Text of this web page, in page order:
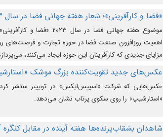
«فضا و کارآفرینی»؛ شعار هفته جهانی فضا در سال ۲۰۲۳
موضوع هفته جهانی فضا در
اهمیت روزافزون صنعت فضا در حوزه تجارت و فرصت‌های
مزایای جدیدی که کارآفرینان این حوزه ایجاد می‌کنند،
عکس‌های جدید تقویت‌کننده بزرگ موشک
عکس‌هایی که شرکت «اسپیس‌ایکس» در توییتر منتشر
«استارشیپ» را روی سکوی پرتاب نشان می‌دهد.
شاهدان بشقاب‌پرنده‌ها هفته آینده در مقابل